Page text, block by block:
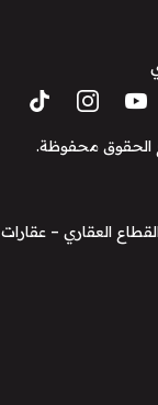
العقاري – عقارات